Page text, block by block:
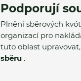
Podporují
Plnění sběrových
organizací pro
tuto oblast upravovat,
sběru .